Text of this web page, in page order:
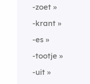
-zoet
-krant
-es
-tootje
-uit